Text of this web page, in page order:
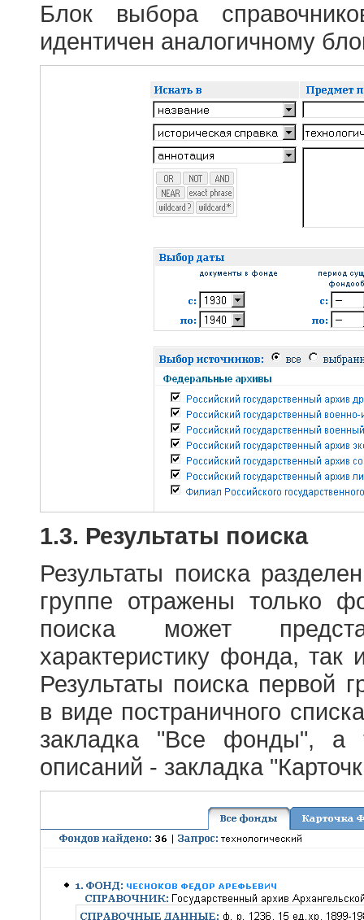
Блок выбора
идентичен аналогичному
1.3. Результаты поиска
Результаты поиска
группе отражены только
поиска может
характеристику фонда,
Результаты поиска первой
в виде постраничного
закладка "Все фонды", а
описаний - закладка